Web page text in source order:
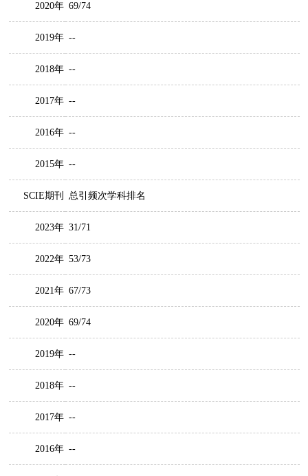
2020年 69/74
2019年 --
2018年 --
2017年 --
2016年 --
2015年 --
SCIE期刊 总引频次学科排名
2023年 31/71
2022年 53/73
2021年 67/73
2020年 69/74
2019年 --
2018年 --
2017年 --
2016年 --